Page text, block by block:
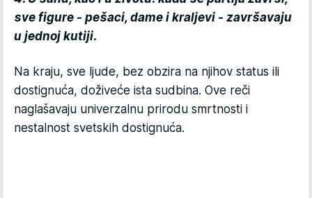
sve figure - pešaci, dame i kraljevi - završavaju
u jednoj kutiji.
Na kraju, sve ljude, bez obzira na njihov status ili
dostignuća, doživeće ista sudbina. Ove reči
naglašavaju univerzalnu prirodu smrtnosti i
nestalnost svetskih dostignuća.